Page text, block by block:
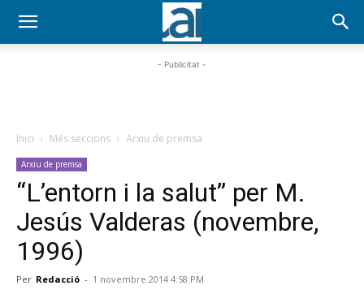
- Publicitat -
Inici Més seccions Arxiu de premsa
Arxiu de premsa
“L’entorn i la salut” per M.
Jesús Valderas (novembre,
1996)
Per Redacció - 1 novembre 2014 4:58 PM